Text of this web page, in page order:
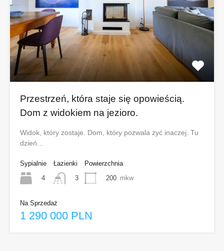
Przestrzeń, która staje się opowieścią.
Dom z widokiem na jezioro.
Widok, który zostaje. Dom, który pozwala żyć inaczej. Tu
dzień…
Sypialnie
4
Łazienki
3
Powierzchnia
200 mkw
Na Sprzedaż
1 290 000 PLN